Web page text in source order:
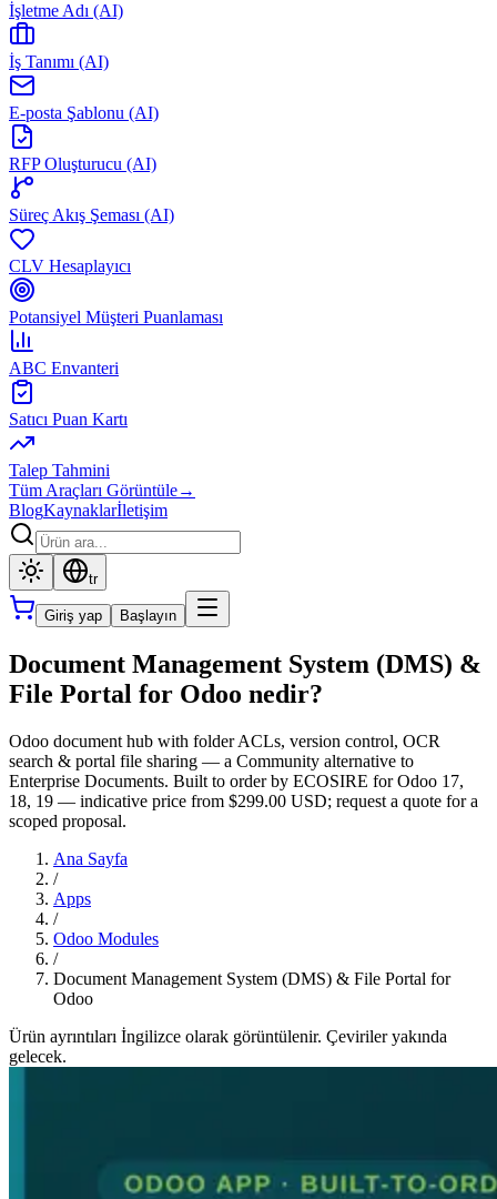
İşletme Adı (AI)
İş Tanımı (AI)
E-posta Şablonu (AI)
RFP Oluşturucu (AI)
Süreç Akış Şeması (AI)
CLV Hesaplayıcı
Potansiyel Müşteri Puanlaması
ABC Envanteri
Satıcı Puan Kartı
Talep Tahmini
Tüm Araçları Görüntüle→
BlogKaynaklarİletişim
tr
Giriş yap Başlayın
Document Management System (DMS) &
File Portal for Odoo nedir?
Odoo document hub with folder ACLs, version control, OCR
search & portal file sharing — a Community alternative to
Enterprise Documents. Built to order by ECOSIRE for Odoo 17,
18, 19 — indicative price from $299.00 USD; request a quote for a
scoped proposal.
Ana Sayfa
/
Apps
/
Odoo Modules
/
Document Management System (DMS) & File Portal for
Odoo
Ürün ayrıntıları İngilizce olarak görüntülenir. Çeviriler yakında
gelecek.